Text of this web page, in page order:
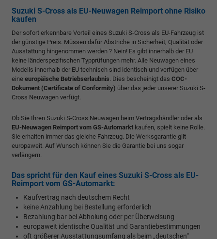
Suzuki S-Cross als EU-Neuwagen Reimport ohne Risiko
kaufen
Der sofort erkennbare Vorteil eines Suzuki S-Cross als EU-Fahrzeug ist
der günstige Preis. Müssen dafür Abstriche in Sicherheit, Qualität oder
Ausstattung hingenommen werden ? Nein! Es gibt innerhalb der EU
keine länderspezifischen Typprüfungen mehr. Alle Neuwagen eines
Modells innerhalb der EU technisch sind identisch und verfügen über
eine europäische Betriebserlaubnis. Dies bescheinigt das COC-
Dokument (Certificate of Conformity) über das jeder unserer Suzuki S-
Cross Neuwagen verfügt.
Ob Sie Ihren Suzuki S-Cross Neuwagen beim Vertragshändler oder als
EU-Neuwagen Reimport vom GS-Automarkt kaufen, spielt keine Rolle.
Sie erhalten immer das gleiche Fahrzeug. Die Werksgarantie gilt
europaweit. Auf Wunsch können Sie die Garantie bei uns sogar
verlängern.
Das spricht für den Kauf eines Suzuki S-Cross als EU-
Reimport vom GS-Automarkt:
Kaufvertrag nach deutschem Recht
keine Anzahlung bei Bestellung erforderlich
Bezahlung bar bei Abholung oder per Überweisung
europaweit identische Qualität und Garantiebestimmungen
oft größerer Ausstattungsumfang als beim „deutschen“